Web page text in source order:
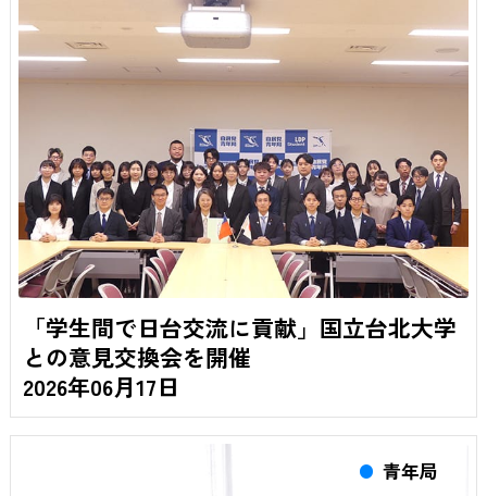
「学生間で日台交流に貢献」国立台北大学
との意見交換会を開催
2026年06月17日
青年局